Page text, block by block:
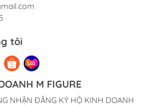
tôi
M FIGURE
NHẬN ĐĂNG KÝ HỘ KINH DOANH